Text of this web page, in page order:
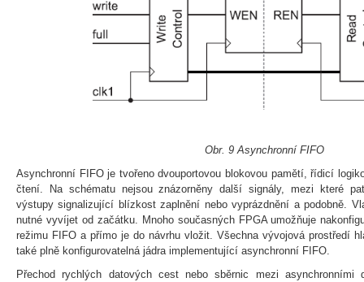
Obr. 9 Asynchronní FIFO
Asynchronní FIFO je tvořeno dvouportovou blokovou pamětí, řídicí
čtení. Na schématu nejsou znázorněny další signály, mezi které
výstupy signalizující blízkost zaplnění nebo vyprázdnění a podobně.
nutné vyvíjet od začátku. Mnoho současných FPGA umožňuje
režimu FIFO a přímo je do návrhu vložit. Všechna vývojová prostředí
také plně konfigurovatelná jádra implementující asynchronní FIFO.
Přechod rychlých datových cest nebo sběrnic mezi asynchronními